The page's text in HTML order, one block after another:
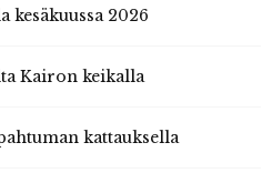
kesäkuussa 2026
Kairon keikalla
kattauksella